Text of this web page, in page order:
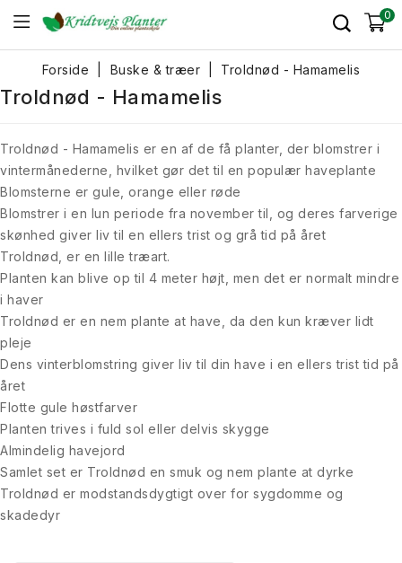
0
Forside Buske & træer Troldnød - Hamamelis
Troldnød - Hamamelis
Troldnød - Hamamelis er en af de få planter, der blomstrer i
vintermånederne, hvilket gør det til en populær haveplante
Blomsterne er gule, orange eller røde
Blomstrer i en lun periode fra november til, og deres farverige
skønhed giver liv til en ellers trist og grå tid på året
Troldnød, er en lille træart.
Planten kan blive op til 4 meter højt, men det er normalt mindre
i haver
Troldnød er en nem plante at have, da den kun kræver lidt
pleje
Dens vinterblomstring giver liv til din have i en ellers trist tid på
året
Flotte gule høstfarver
Planten trives i fuld sol eller delvis skygge
Almindelig havejord
Samlet set er Troldnød en smuk og nem plante at dyrke
Troldnød er modstandsdygtigt over for sygdomme og
skadedyr